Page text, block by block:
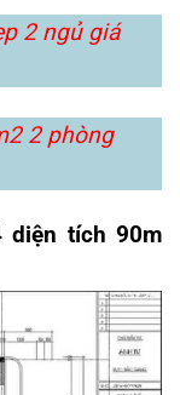
2 ngủ giá
2 phòng
diện tích 90m